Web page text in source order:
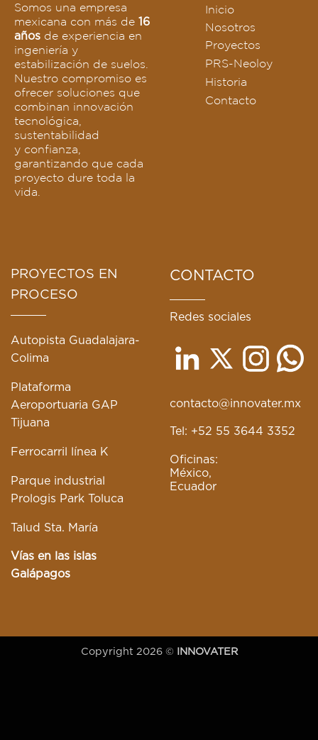
Somos una empresa
mexicana con más de 16
años de experiencia en
ingeniería y
estabilización de suelos.
Nuestro compromiso es
ofrecer soluciones que
combinan innovación
tecnológica,
sustentabilidad
y confianza,
garantizando que cada
proyecto dure toda la
vida.
Inicio
Nosotros
Proyectos
PRS-Neoloy
Historia
Contacto
PROYECTOS EN
PROCESO
Autopista Guadalajara-
Colima
Plataforma
Aeroportuaria GAP
Tijuana
Ferrocarril línea K
Parque industrial
Prologis Park Toluca
Talud Sta. María
Vías en las islas
Galápagos
CONTACTO
Redes sociales
contacto@innovater.mx
Tel: +52 55 3644 3352
Oficinas:
México,
Ecuador
Copyright 2026 © INNOVATER